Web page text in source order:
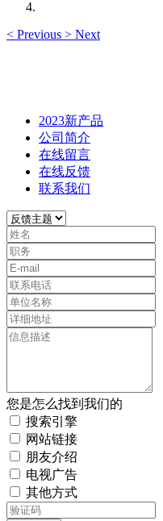
< Previous > Next
2023新产品
公司简介
在线留言
在线反馈
联系我们
您是怎么找到我们的
搜索引擎
网站链接
朋友介绍
电视广告
其他方式